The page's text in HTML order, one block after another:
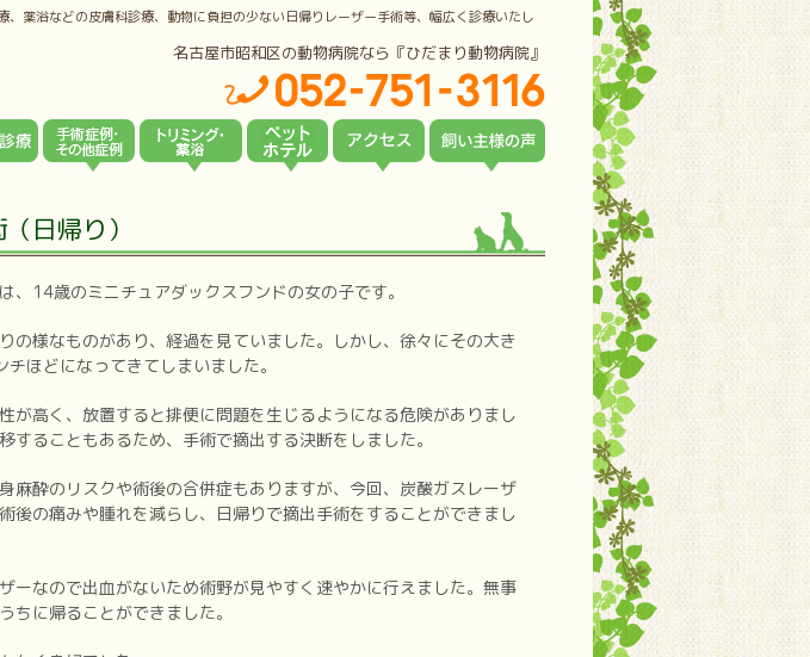
薬浴などの皮膚科診療、動物に負担の少ない日帰りレーザー手術等、幅広く診療いたし
名古屋市昭和区の動物病院なら『ひだまり動物病院』
日帰り）
、14歳のミニチュアダックスフンドの女の子です。
の様なものがあり、経過を見ていました。しかし、徐々にその大き
ほどになってきてしまいました。
が高く、放置すると排便に問題を生じるようになる危険がありまし
することもあるため、手術で摘出する決断をしました。
麻酔のリスクや術後の合併症もありますが、今回、炭酸ガスレーザ
後の痛みや腫れを減らし、日帰りで摘出手術をすることができまし
ーなので出血がないため術野が見やすく速やかに行えました。無事
ちに帰ることができました。